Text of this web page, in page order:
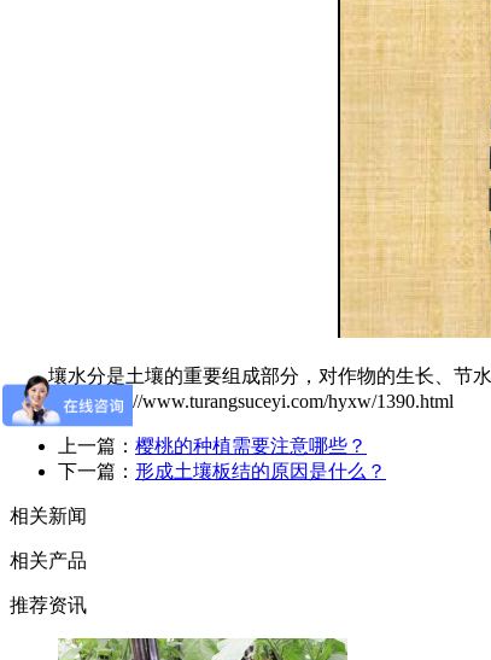
壤水分是土壤的重要组成部分，对作物的生长、节水
本文网址:https://www.turangsuceyi.com/hyxw/1390.html
上一篇： 樱桃的种植需要注意哪些？
下一篇： 形成土壤板结的原因是什么？
相关新闻
相关产品
推荐资讯